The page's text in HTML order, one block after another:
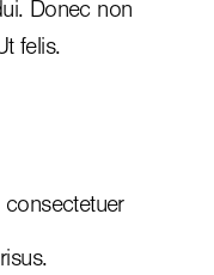
Donec non
felis.